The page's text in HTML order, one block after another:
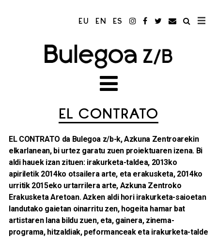
EU EN ES
EL CONTRATO
EL CONTRATO da Bulegoa z/b-k, Azkuna Zentroarekin
elkarlanean, bi urtez garatu zuen proiektuaren izena. Bi
aldi hauek izan zituen: irakurketa-taldea, 2013ko
apiriletik 2014ko otsailera arte, eta erakusketa, 2014ko
urritik 2015eko urtarrilera arte, Azkuna Zentroko
Erakusketa Aretoan. Azken aldi hori irakurketa-saioetan
landutako gaietan oinarritu zen, hogeita hamar bat
artistaren lana bildu zuen, eta, gainera, zinema-
programa, hitzaldiak, peformanceak eta irakurketa-talde